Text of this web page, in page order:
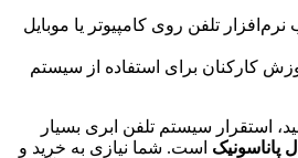
تلفن روی کامپیوتر یا موبایل
کارکنان برای استفاده از سیستم
استقرار سیستم تلفن ابری بسیار
پاناسونیک است. شما نیازی به خرید و